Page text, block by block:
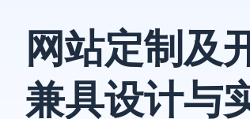
网站定制及
兼具设计与